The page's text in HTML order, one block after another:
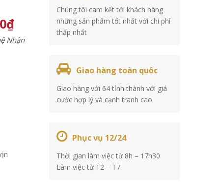
₫
Nhận
Chúng tôi cam kết tới khách hàng
những sản phẩm tốt nhất với chi phí
thấp nhất
Giao hàng toàn quốc
Giao hàng với 64 tỉnh thành với giá
cước hợp lý và cạnh tranh cao
Phục vụ 12/24
Thời gian làm việc từ 8h – 17h30
Làm việc từ T2 – T7